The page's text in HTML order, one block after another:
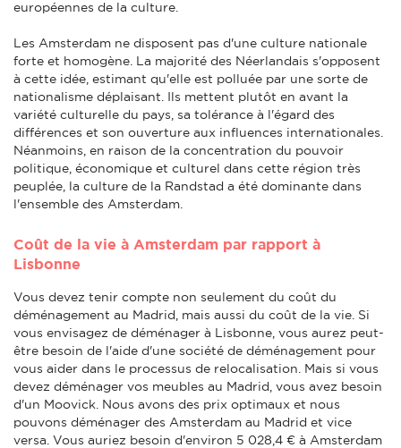
européennes de la culture.
Les Amsterdam ne disposent pas d'une culture nationale
forte et homogène. La majorité des Néerlandais s'opposent
à cette idée, estimant qu'elle est polluée par une sorte de
nationalisme déplaisant. Ils mettent plutôt en avant la
variété culturelle du pays, sa tolérance à l'égard des
différences et son ouverture aux influences internationales.
Néanmoins, en raison de la concentration du pouvoir
politique, économique et culturel dans cette région très
peuplée, la culture de la Randstad a été dominante dans
l'ensemble des Amsterdam.
Coût de la vie à Amsterdam par rapport à
Lisbonne
Vous devez tenir compte non seulement du coût du
déménagement au Madrid, mais aussi du coût de la vie. Si
vous envisagez de déménager à Lisbonne, vous aurez peut-
être besoin de l'aide d'une société de déménagement pour
vous aider dans le processus de relocalisation. Mais si vous
devez déménager vos meubles au Madrid, vous avez besoin
d'un Moovick. Nous avons des prix optimaux et nous
pouvons déménager des Amsterdam au Madrid et vice
versa. Vous auriez besoin d'environ 5 028,4 € à Amsterdam